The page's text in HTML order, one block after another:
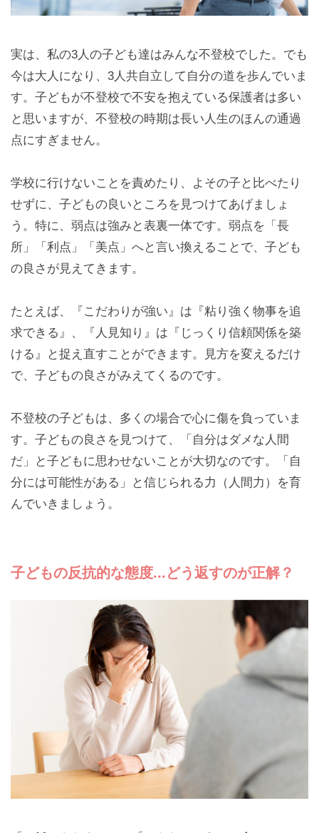
実は、私の3人の子ども達はみんな不登校でした。でも
今は大人になり、3人共自立して自分の道を歩んでいま
す。子どもが不登校で不安を抱えている保護者は多い
と思いますが、不登校の時期は長い人生のほんの通過
点にすぎません。
学校に行けないことを責めたり、よその子と比べたり
せずに、子どもの良いところを見つけてあげましょ
う。特に、弱点は強みと表裏一体です。弱点を「長
所」「利点」「美点」へと言い換えることで、子ども
の良さが見えてきます。
たとえば、『こだわりが強い』は『粘り強く物事を追
求できる』、『人見知り』は『じっくり信頼関係を築
ける』と捉え直すことができます。見方を変えるだけ
で、子どもの良さがみえてくるのです。
不登校の子どもは、多くの場合で心に傷を負っていま
す。子どもの良さを見つけて、「自分はダメな人間
だ」と子どもに思わせないことが大切なのです。「自
分には可能性がある」と信じられる力（人間力）を育
んでいきましょう。
子どもの反抗的な態度...どう返すのが正解？